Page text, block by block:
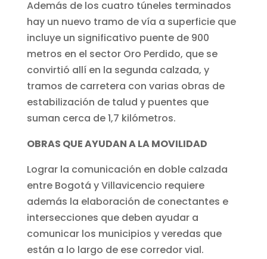
Además de los cuatro túneles terminados
hay un nuevo tramo de vía a superficie que
incluye un significativo puente de 900
metros en el sector Oro Perdido, que se
convirtió allí en la segunda calzada, y
tramos de carretera con varias obras de
estabilización de talud y puentes que
suman cerca de 1,7 kilómetros.
OBRAS QUE AYUDAN A LA MOVILIDAD
Lograr la comunicación en doble calzada
entre Bogotá y Villavicencio requiere
además la elaboración de conectantes e
intersecciones que deben ayudar a
comunicar los municipios y veredas que
están a lo largo de ese corredor vial.